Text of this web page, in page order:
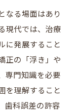
なる場面はあり
現代では、治療
に発展すること
正の「浮き」や
専門知識を必要
を理解すること
歯科誤差の許容